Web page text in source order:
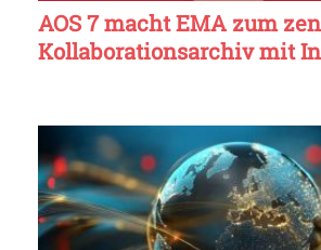
AOS 7 macht EMA zum
Kollaborationsarchiv mit